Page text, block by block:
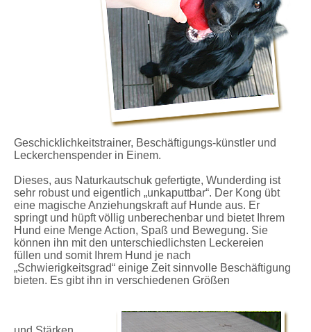
Geschicklichkeitstrainer, Beschäftigungs-künstler und
Leckerchenspender in Einem.
Dieses, aus Naturkautschuk gefertigte, Wunderding ist
sehr robust und eigentlich „unkaputtbar“. Der Kong übt
eine magische Anziehungskraft auf Hunde aus. Er
springt und hüpft völlig unberechenbar und bietet Ihrem
Hund eine Menge Action, Spaß und Bewegung. Sie
können ihn mit den unterschiedlichsten Leckereien
füllen und somit Ihrem Hund je nach
„Schwierigkeitsgrad“ einige Zeit sinnvolle Beschäftigung
bieten. Es gibt ihn in verschiedenen Größen